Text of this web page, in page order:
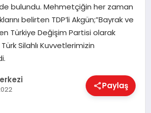
bulundu. Mehmetçiğin her zaman
belirten TDP’li Akgün;”Bayrak ve
Türkiye Değişim Partisi olarak
Silahlı Kuvvetlerimizin
Paylaş